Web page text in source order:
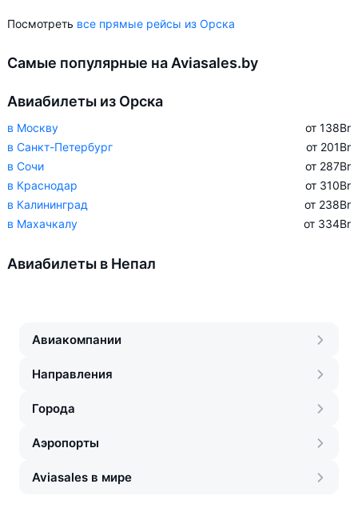
Посмотреть все прямые рейсы из Орска
Самые популярные на Aviasales.by
Авиабилеты из Орска
в Москву от 138Br
в Санкт-Петербург
от 201Br
в Сочи
от 287Br
в Краснодар
от 310Br
в Калининград
от 238Br
в Махачкалу
от 334Br
Авиабилеты в Непал
Авиакомпании
Направления
Города
Аэропорты
Aviasales в мире